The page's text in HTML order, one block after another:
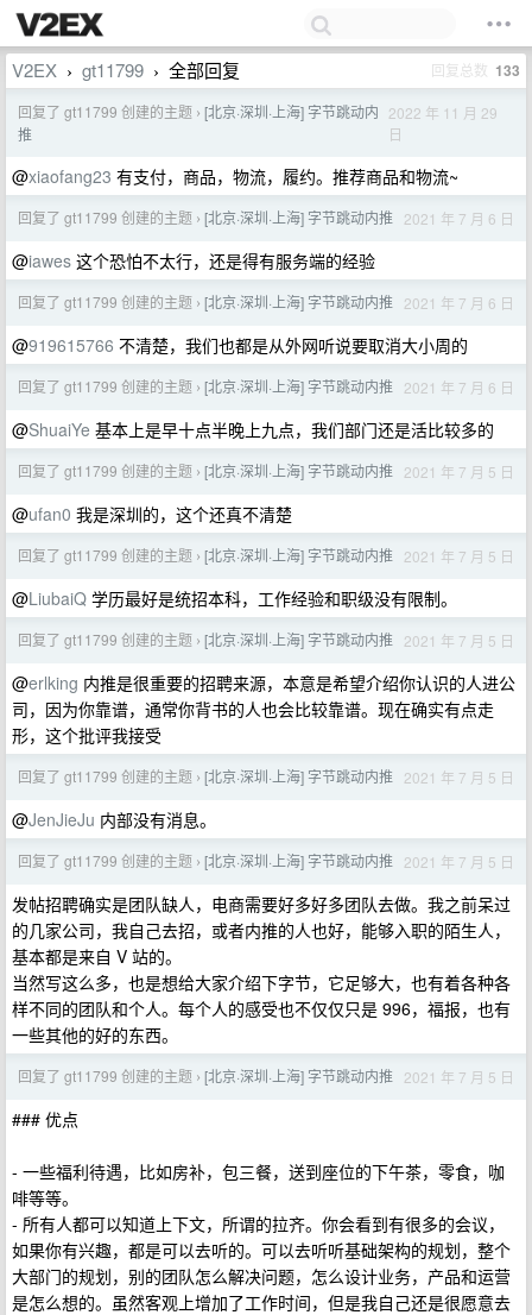
V2EX › gt11799 › 全部回复 回复总数 133
回复了 gt11799 创建的主题 › [北京·深圳·上海] 字节跳动内
推
2022 年 11 月 29
日
@xiaofang23 有支付，商品，物流，履约。推荐商品和物流~
回复了 gt11799 创建的主题 › [北京·深圳·上海] 字节跳动内推 2021 年 7 月 6 日
@iawes 这个恐怕不太行，还是得有服务端的经验
回复了 gt11799 创建的主题 › [北京·深圳·上海] 字节跳动内推 2021 年 7 月 6 日
@919615766 不清楚，我们也都是从外网听说要取消大小周的
回复了 gt11799 创建的主题 › [北京·深圳·上海] 字节跳动内推 2021 年 7 月 6 日
@ShuaiYe 基本上是早十点半晚上九点，我们部门还是活比较多的
回复了 gt11799 创建的主题 › [北京·深圳·上海] 字节跳动内推 2021 年 7 月 5 日
@ufan0 我是深圳的，这个还真不清楚
回复了 gt11799 创建的主题 › [北京·深圳·上海] 字节跳动内推 2021 年 7 月 5 日
@LiubaiQ 学历最好是统招本科，工作经验和职级没有限制。
回复了 gt11799 创建的主题 › [北京·深圳·上海] 字节跳动内推 2021 年 7 月 5 日
@erlking 内推是很重要的招聘来源，本意是希望介绍你认识的人进公
司，因为你靠谱，通常你背书的人也会比较靠谱。现在确实有点走
形，这个批评我接受
回复了 gt11799 创建的主题 › [北京·深圳·上海] 字节跳动内推 2021 年 7 月 5 日
@JenJieJu 内部没有消息。
回复了 gt11799 创建的主题 › [北京·深圳·上海] 字节跳动内推 2021 年 7 月 5 日
发帖招聘确实是团队缺人，电商需要好多好多团队去做。我之前呆过
的几家公司，我自己去招，或者内推的人也好，能够入职的陌生人，
基本都是来自 V 站的。
当然写这么多，也是想给大家介绍下字节，它足够大，也有着各种各
样不同的团队和个人。每个人的感受也不仅仅只是 996，福报，也有
一些其他的好的东西。
回复了 gt11799 创建的主题 › [北京·深圳·上海] 字节跳动内推 2021 年 7 月 5 日
### 优点
- 一些福利待遇，比如房补，包三餐，送到座位的下午茶，零食，咖
啡等等。
- 所有人都可以知道上下文，所谓的拉齐。你会看到有很多的会议，
如果你有兴趣，都是可以去听的。可以去听听基础架构的规划，整个
大部门的规划，别的团队怎么解决问题，怎么设计业务，产品和运营
是怎么想的。虽然客观上增加了工作时间，但是我自己还是很愿意去